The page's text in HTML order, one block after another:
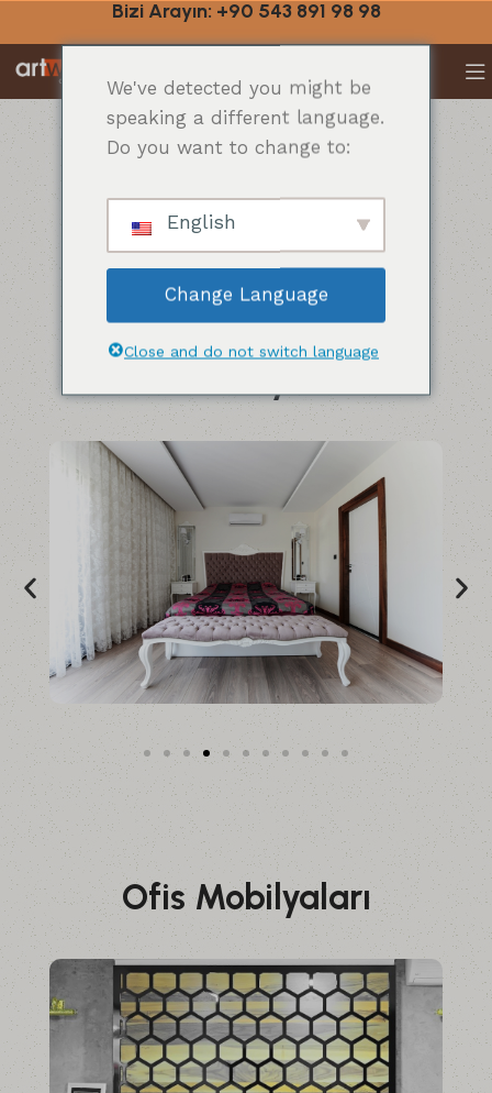
Bizi Arayın: +90 543 891 98 98
Koleksiyon
Ofis Mobilyaları
We've detected you might be
speaking a different language.
Do you want to change to:
English
Change Language
Close and do not switch language